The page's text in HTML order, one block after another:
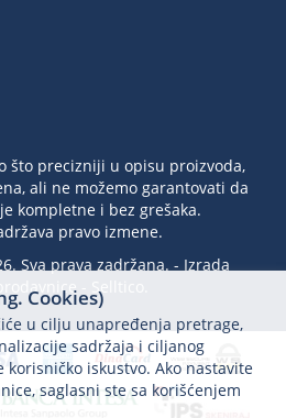
što precizniji u opisu proizvoda,
ali ne možemo garantovati da
kompletne i bez grešaka.
pravo izmene.
Sva prava zadržana. - Izrada
Selltico.
Cookies)
u cilju unapređenja pretrage,
sadržaja i ciljanog
iskustvo. Ako nastavite
saglasni ste sa korišćenjem